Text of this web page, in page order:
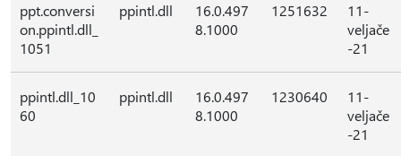
ppt.conversi
on.ppintl.dll_
1051
ppintl.dll
16.0.497
8.1000
1251632
11-
veljače
-21
ppintl.dll_10
60
ppintl.dll
16.0.497
8.1000
1230640
11-
veljače
-21